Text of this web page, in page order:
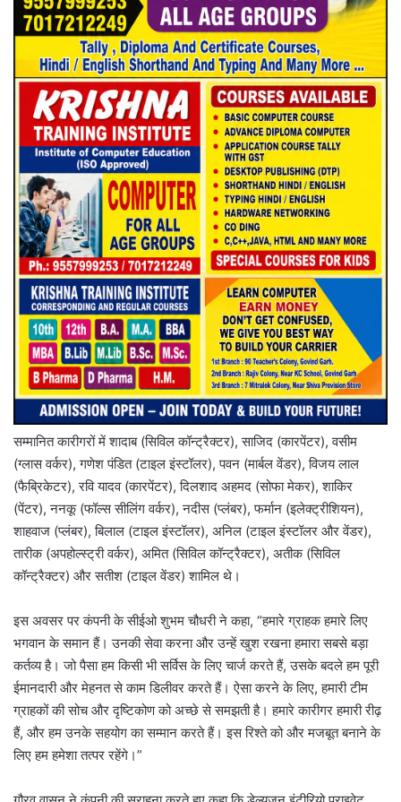
सम्मानित कारीगरों में शादाब (सिविल कॉन्ट्रैक्टर), साजिद (कारपेंटर), वसीम
(ग्लास वर्कर), गणेश पंडित (टाइल इंस्टॉलर), पवन (मार्बल वेंडर), विजय लाल
(फैब्रिकेटर), रवि यादव (कारपेंटर), दिलशाद अहमद (सोफा मेकर), शाकिर
(पेंटर), ननकू (फॉल्स सीलिंग वर्कर), नदीस (प्लंबर), फर्मान (इलेक्ट्रीशियन),
शाहवाज (प्लंबर), बिलाल (टाइल इंस्टॉलर), अनिल (टाइल इंस्टॉलर और वेंडर),
तारीक (अपहोल्स्ट्री वर्कर), अमित (सिविल कॉन्ट्रैक्टर), अतीक (सिविल
कॉन्ट्रैक्टर) और सतीश (टाइल वेंडर) शामिल थे।
इस अवसर पर कंपनी के सीईओ शुभम चौधरी ने कहा, “हमारे ग्राहक हमारे लिए
भगवान के समान हैं। उनकी सेवा करना और उन्हें खुश रखना हमारा सबसे बड़ा
कर्तव्य है। जो पैसा हम किसी भी सर्विस के लिए चार्ज करते हैं, उसके बदले हम पूरी
ईमानदारी और मेहनत से काम डिलीवर करते हैं। ऐसा करने के लिए, हमारी टीम
ग्राहकों की सोच और दृष्टिकोण को अच्छे से समझती है। हमारे कारीगर हमारी रीढ़
हैं, और हम उनके सहयोग का सम्मान करते हैं। इस रिश्ते को और मजबूत बनाने के
लिए हम हमेशा तत्पर रहेंगे।”